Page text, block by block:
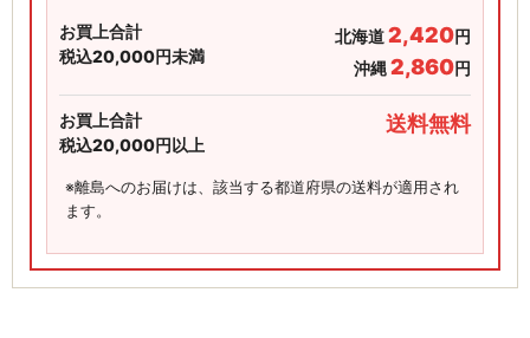
お買上合計
税込20,000円未満
北海道2,420円
沖縄2,860円
お買上合計
税込20,000円以上
送料無料
※離島へのお届けは、該当する都道府県の送料が適用され
ます。